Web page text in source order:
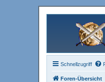
Schnellzugriff
Foren-Übersicht